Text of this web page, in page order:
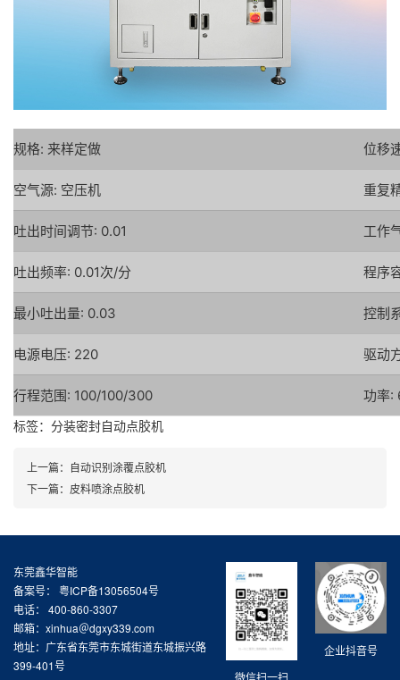
规格: 来样定做 位移
空气源: 空压机 重复
吐出时间调节: 0.01 工作
吐出频率: 0.01次/分 程序
最小吐出量: 0.03 控制
电源电压: 220 驱动
行程范围: 100/100/300 功率:
标签： 分装密封自动点胶机
上一篇： 自动识别涂覆点胶机
下一篇： 皮料喷涂点胶机
企业抖音号
微信扫一扫
东莞鑫华智能
备案号： 粤ICP备13056504号
电话： 400-860-3307
邮箱：xinhua＠dgxy339.com
地址：广东省东莞市东城街道东城振兴路
399-401号